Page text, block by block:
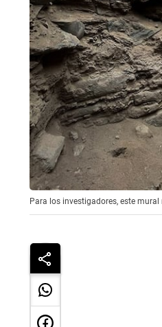
Para los investigadores, este